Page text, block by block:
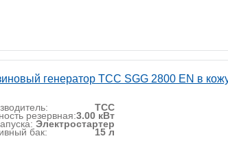
генератор ТСС SGG 2800 EN в
ТСС
резервная:3.00 кВт
Электростартер
бак: 15 л